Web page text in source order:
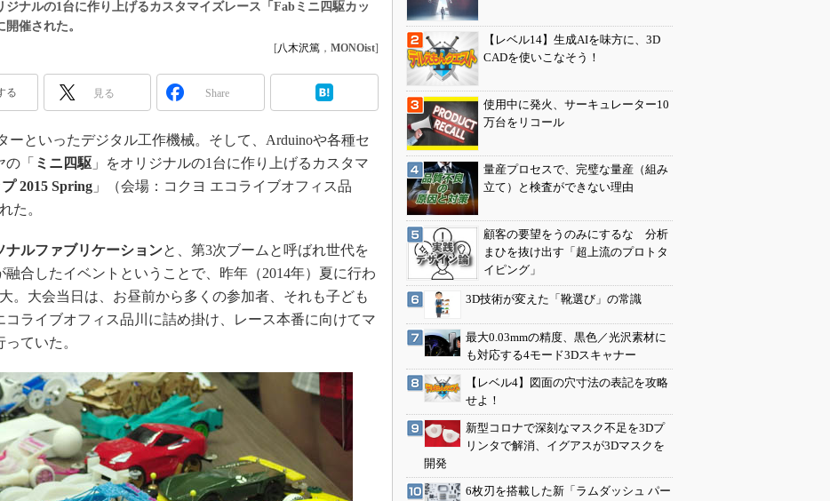
人テク展
日本ものづくりワールド
産業オープンネット展
3Dプリンタ
デジタルツインとCAE
S＆OP
イノベーション
製造業ビッグデータ
メイドインジャパン
植物工場
海外生産
グローバル設計・開発
制御セキュリティ
新型コロナへの対応
ナルの1台に作り上げるカスタマイズレース「Fabミニ四駆カッ
催された。
[八木沢篤 ， MONOist]
る 見る Share
といったデジタル工作機械。そして、Arduinoや各種セ
「 ミニ四駆 」をオリジナルの1台に作り上げるカスタマ
2015 Spring 」（会場：コクヨ エコライブオフィス品
た。
ナルファブリケーションと、第3次ブームと呼ばれ世代を
合したイベントということで、昨年（2014年）夏に行わ
。大会当日は、お昼前から多くの参加者、それも子ども
ライブオフィス品川に詰め掛け、レース本番に向けてマ
ていた。
【レベル14】生成AIを味方に、3D
CADを使いこなそう！
使用中に発火、サーキュレーター10
万台をリコール
量産プロセスで、完璧な量産（組み
立て）と検査ができない理由
顧客の要望をうのみにするな 分析
まひを抜け出す「超上流のプロトタ
イピング」
3D技術が変えた「靴選び」の常識
最大0.03mmの精度、黒色／光沢素材に
も対応する4モード3Dスキャナー
【レベル4】図面の穴寸法の表記を攻略
せよ！
新型コロナで深刻なマスク不足を3Dプ
リンタで解消、イグアスが3Dマスクを
開発
6枚刃を搭載した新「ラムダッシュ パー